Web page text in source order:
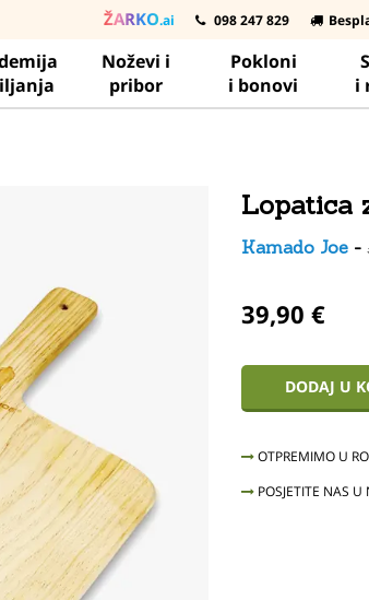
ŽARKO.ai 098 247 829
Noževi i
pribor
Pokloni
i bonovi
i
Lopatica
Kamado Joe-
39,90 €
DODAJ U
OTPREMIMO U
POSJETITE NAS U